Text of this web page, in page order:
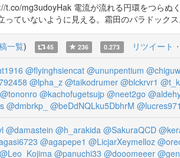
mg3udoyHak 電流が流れる円環をつら
ていないように見える。霜田のパラドックス
一覧) 45 236 0.273 リツイート
@flyinghsiencat @ununpentium
@lpha_z @taikodrumer @blckrvr1
@tononro @kachofugetsujp @neet2go
@dmbrkp_ @beDdNQLku5DbhrM
@damastein @h_arakida @SakuraQCD
@agapepe1 @LicjarXeymelloz
@Leo_Kojima @panuchi33 @dooomeeer